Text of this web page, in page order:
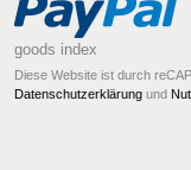
goods index
Diese Website ist durch
Datenschutzerklärung und